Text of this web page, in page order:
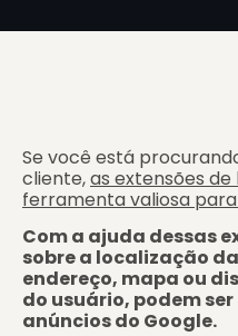
Se você está
cliente,as extensões
ferramenta valiosa para
Com a ajuda dessas
sobre a localização
endereço, mapa ou
do usuário, podem
anúncios do Google.